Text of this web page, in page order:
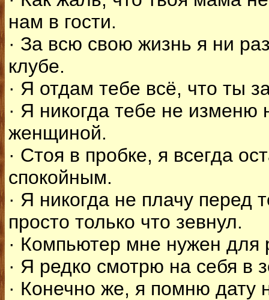
нам в гости.
· За всю свою жизнь я ни
клубе.
· Я отдам тебе всё, что ты
· Я никогда тебе не изменю
женщиной.
· Стоя в пробке, я всегда
спокойным.
· Я никогда не плачу перед
просто только что зевнул.
· Компьютер мне нужен для
· Я редко смотрю на себя в
· Конечно же, я помню дату